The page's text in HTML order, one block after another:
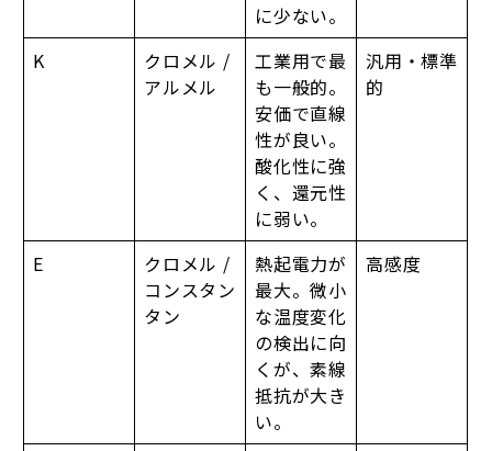
に少ない。
K
クロメル /
アルメル
工業用で最
も一般的。
安価で直線
性が良い。
酸化性に強
く、還元性
に弱い。
汎用・標準
的
E
クロメル /
コンスタン
タン
熱起電力が
最大。微小
な温度変化
の検出に向
くが、素線
抵抗が大き
い。
高感度